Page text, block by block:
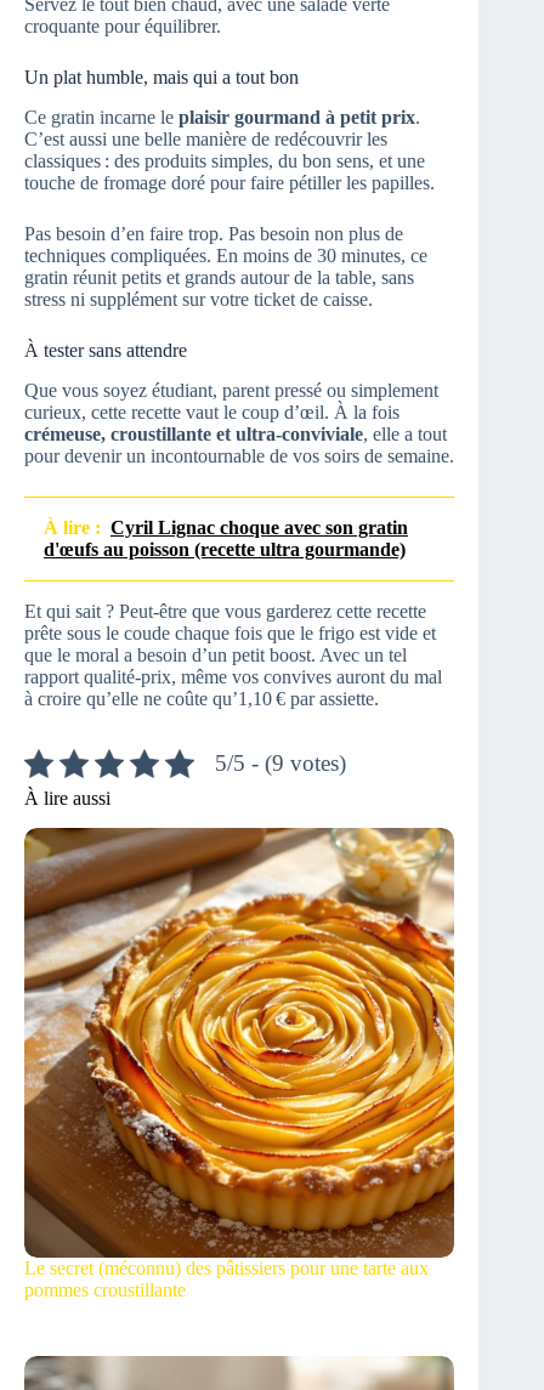
Servez le tout bien chaud, avec une salade verte
croquante pour équilibrer.
Un plat humble, mais qui a tout bon
Ce gratin incarne le plaisir gourmand à petit prix.
C’est aussi une belle manière de redécouvrir les
classiques : des produits simples, du bon sens, et une
touche de fromage doré pour faire pétiller les papilles.
Pas besoin d’en faire trop. Pas besoin non plus de
techniques compliquées. En moins de 30 minutes, ce
gratin réunit petits et grands autour de la table, sans
stress ni supplément sur votre ticket de caisse.
À tester sans attendre
Que vous soyez étudiant, parent pressé ou simplement
curieux, cette recette vaut le coup d’œil. À la fois
crémeuse, croustillante et ultra-conviviale, elle a tout
pour devenir un incontournable de vos soirs de semaine.
À lire : Cyril Lignac choque avec son gratin
d'œufs au poisson (recette ultra gourmande)
Et qui sait ? Peut-être que vous garderez cette recette
prête sous le coude chaque fois que le frigo est vide et
que le moral a besoin d’un petit boost. Avec un tel
rapport qualité-prix, même vos convives auront du mal
à croire qu’elle ne coûte qu’1,10 € par assiette.
5/5 - (9 votes)
À lire aussi
Le secret (méconnu) des pâtissiers pour une tarte aux
pommes croustillante